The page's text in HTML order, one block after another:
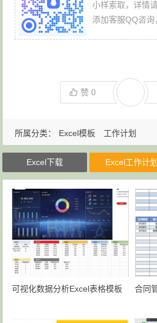
所属分类： Excel模板 工作计划
小样索取，详情
添加客服QQ咨询
赞0
Excel下载 Excel工作计划
可视化数据分析Excel表格模板 合同